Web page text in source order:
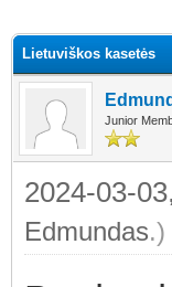
Lietuviškos kasetės
Junior
2024-03-
Edmundas.)